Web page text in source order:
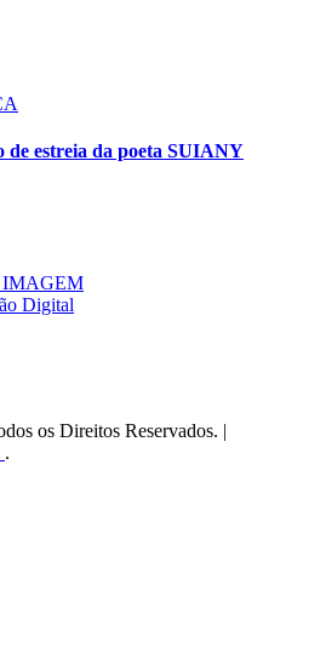
estreia da poeta SUIANY
Digital
os Direitos Reservados. |
.